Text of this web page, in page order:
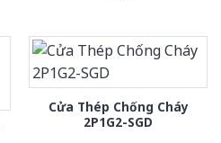
Cửa Thép Chống Cháy
2P1G2-SGD